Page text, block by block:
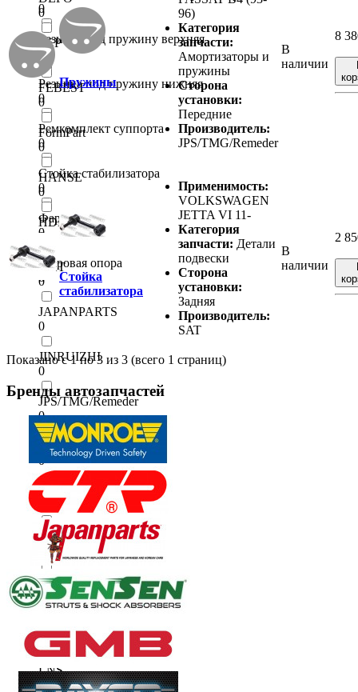
0
Резинка под пружину верхняя
0
Резинка под пружину нижняя
0
Ремкомплект суппорта
0
Стойка стабилизатора
0
Фара левая
0
Шаровая опора
0
0
EEP
0
FEBEST
0
FormPart
0
HANSE
0
HDK
0
HKT
0
JAPANPARTS
0
JINRUIZHI
0
JPS/TMG/Remeder
0
JUST DRIVE
0
KYB
KYB (China)
LEMFOERDER
0
0
LNS
0
Пружины
96)
Категория
запчасти:
Амортизаторы и
пружины
Сторона
установки:
Передние
Производитель:
JPS/TMG/Remeder
В
наличии
8
Стойка
стабилизатора
Применимость:
VOLKSWAGEN
JETTA VI 11-
Категория
запчасти: Детали
подвески
Сторона
установки:
Задняя
Производитель:
SAT
В
наличии
2
Показано с 1 по 3 из 3 (всего 1 страниц)
Бренды автозапчастей